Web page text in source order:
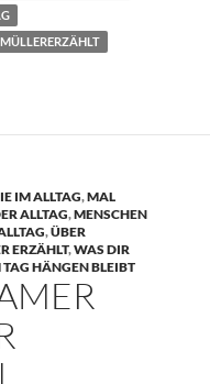
IM ALLTAG,MAL
ALLTAG,MENSCHEN
,ÜBER
ERZÄHLT,WAS DIR
HÄNGEN BLEIBT